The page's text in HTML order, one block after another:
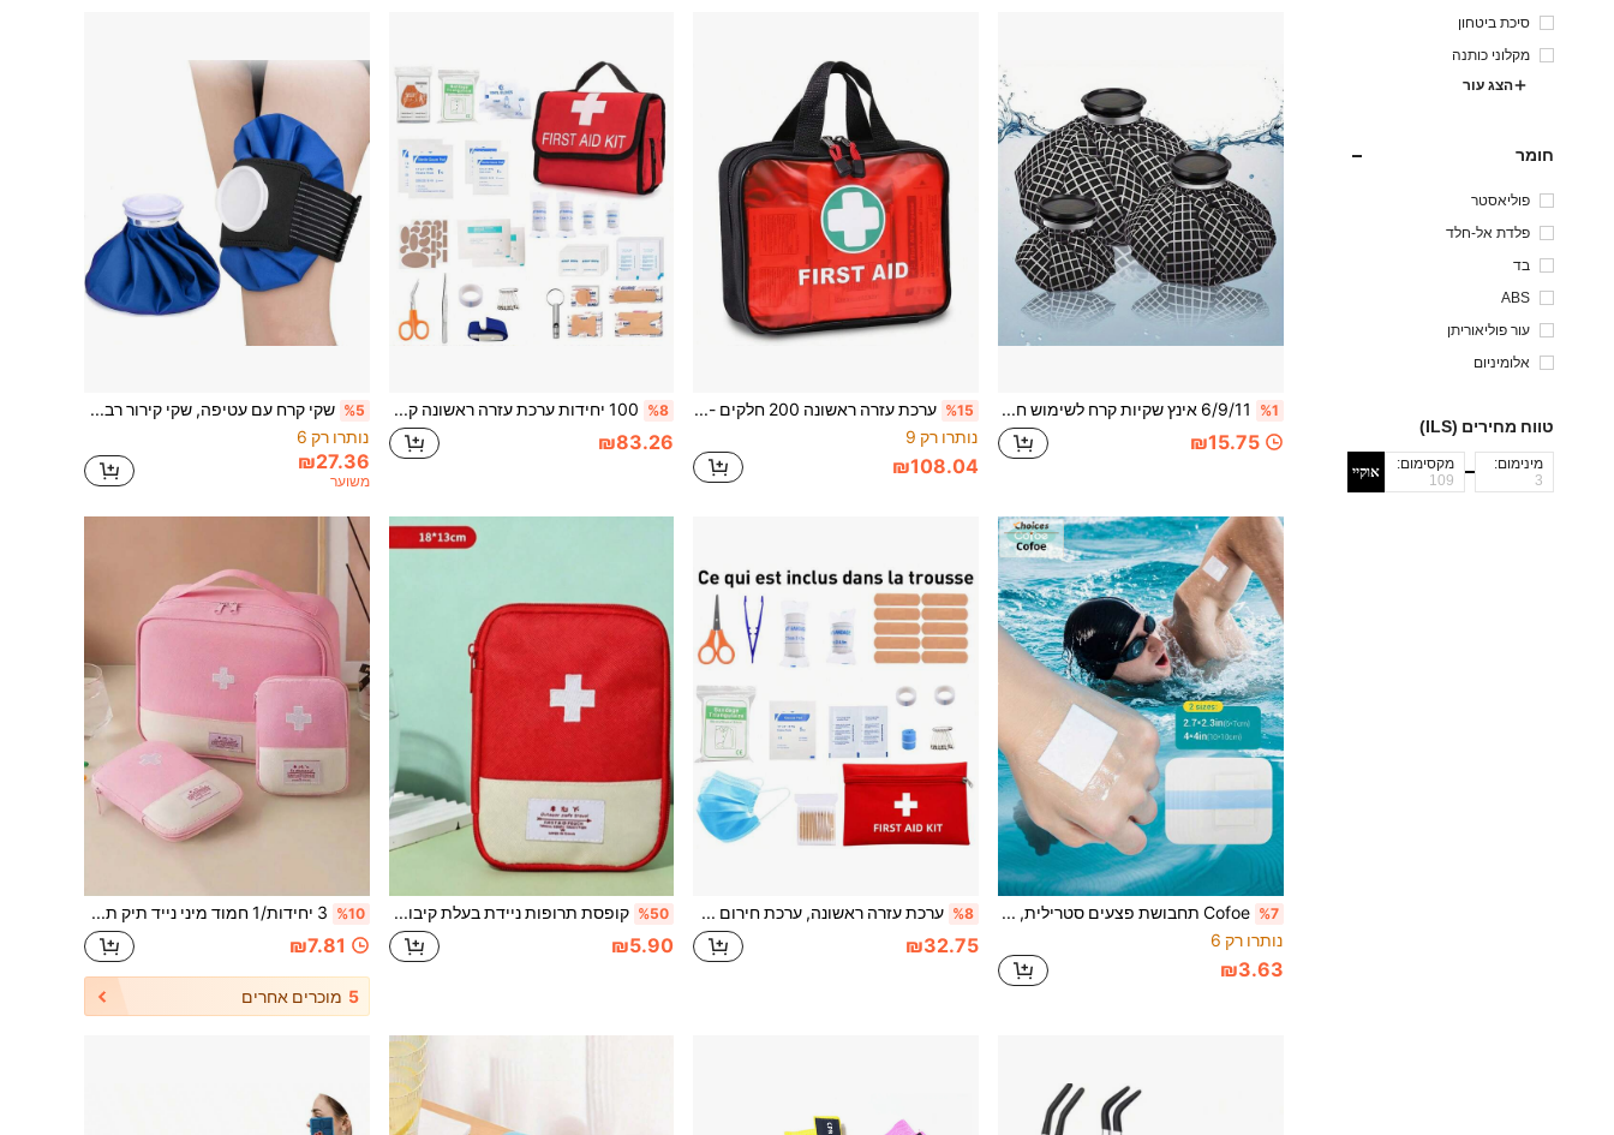
סיכת ביטחון
מקלוני כותנה
הצג עור
חומר
פוליאסטר
פלדת אל-חלד
בד
ABS
עור פוליאוריתן
אלומיניום
טווח מחירים (ILS)
מינימום: מקסימום: אוקיי
%1 6/9/11 אינץ שקיות קרח לשימוש חוזר קרח קר חבילת קרח שקיות קלאסי ללא דליפה אלסטי לנשימה קרח חבילת מים חמים כפולה תיק לגוף מלא קר וחום קרח חבילת
₪15.75
%15
ערכת עזרה ראשונה 200 חלקים - כוללת שמיכת עזרה ראשונה, תחבושות, מספריים - מתאימה לבית, חוץ, משרד, רכב, נסיעות, קמפינג, טיולים ושיט
נותרו רק 9
₪108.04
%8 100 יחידות ערכת עזרה ראשונה קטנה לבית - בית, קמפינג, טיולים, תרמילנות, נסיעות, רכב, ערכת עזרה ראשונה לחירום בחוץ
₪83.26
%5
שקי קרח עם עטיפה, שקי קירור רב-פעמיים, שקי מים, שקי חימום, שקי קרח אלסטיים אטומים לדליפה
נותרו רק 6
₪27.36
משוער
%7
Cofoe תחבושת פצעים סטרילית, פאץ' פצעים מבד לא ארוג, פד גזה דביק עצמי נושם, מתאים לעזרה ראשונה, חתכים קלים, שפשופים וטיפול יומיומי בפצעים
נותרו רק 6
₪3.63
%8 ערכת עזרה ראשונה, ערכת חירום קומפקטית קלת משקל לבית, לרכב, לנסיעות, לטיולים רגליים, לקמפינג, לסירה וספורט בחיק הטבע
₪32.75
%50 קופסת תרופות ניידת בעלת קיבולת גדולה - תיק בד קומפקטי לנסיעות לבית, עזרה ראשונה ושימוש חירום - תיק ריק, אין אביזרי עזרה ראשונה כלולים לתיק ערכת חירום
₪5.90
%10 3 יחידות/1 חמוד מיני נייד תיק תרופות ערכת עזרה ראשונה ערכת חירום רפואית ערכת רפואית ארגונית חיצוני בית גלולת אחסון תיק רב שכבתי אחסון תיק לעזרה ראשונה, נסיעות ומקרי חירום, חזרה לבית הספר לחירום ערכת תיק
₪7.81
5 מוכרים אחרים